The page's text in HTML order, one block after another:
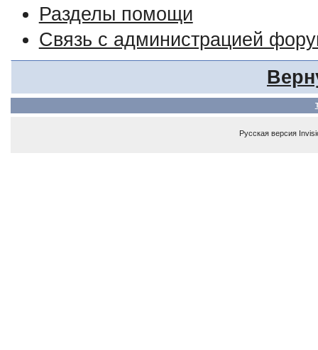
Разделы помощи
Связь с администрацией
Русская версия